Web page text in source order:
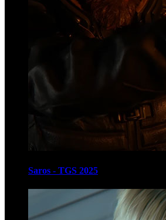
Saros - TGS 2025